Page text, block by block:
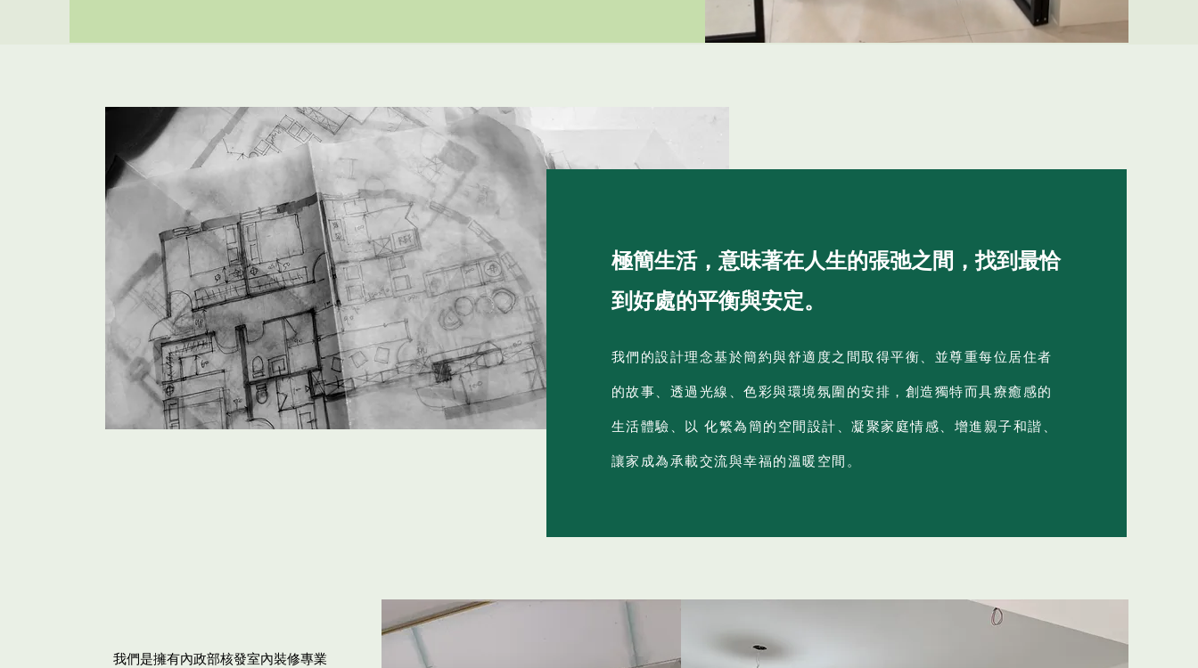
極簡生活，意味著在人生的張弛之間，找到最恰
到好處的平衡與安定。
我們的設計理念基於簡約與舒適度之間取得平衡、並尊重每位居住者
的故事、透過光線、色彩與環境氛圍的安排，創造獨特而具療癒感的
生活體驗、以 化繁為簡的空間設計、凝聚家庭情感、增進親子和諧、
讓家成為承載交流與幸福的溫暖空間。
我們是擁有內政部核發室內裝修專業